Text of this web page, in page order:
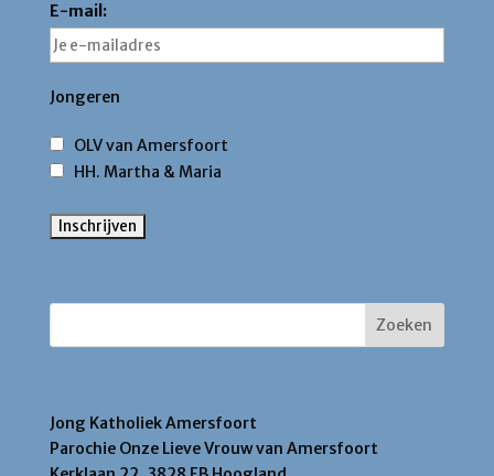
E-mail:
Jongeren
OLV van Amersfoort
HH. Martha & Maria
Jong Katholiek Amersfoort
Parochie Onze Lieve Vrouw van Amersfoort